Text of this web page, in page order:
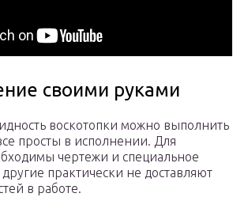
своими руками
воскотопки можно выполнить
просты в исполнении. Для
чертежи и специальное
практически не доставляют
в работе.